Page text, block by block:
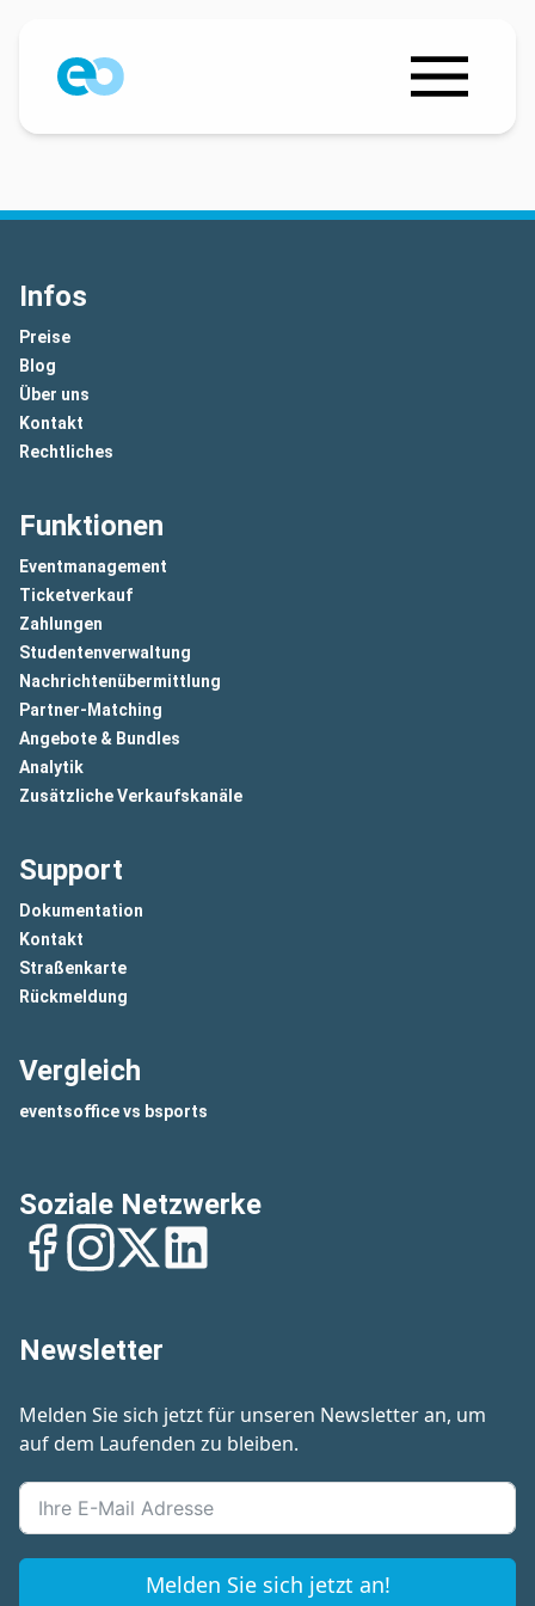
Infos
Preise
Blog
Über uns
Kontakt
Rechtliches
Funktionen
Eventmanagement
Ticketverkauf
Zahlungen
Studentenverwaltung
Nachrichtenübermittlung
Partner-Matching
Angebote & Bundles
Analytik
Zusätzliche Verkaufskanäle
Support
Dokumentation
Kontakt
Straßenkarte
Rückmeldung
Vergleich
eventsoffice vs bsports
Soziale Netzwerke
FacebookInstagram
TwitterLinkedIn
Newsletter
Melden Sie sich jetzt für unseren Newsletter an, um
auf dem Laufenden zu bleiben.
Melden Sie sich jetzt an!